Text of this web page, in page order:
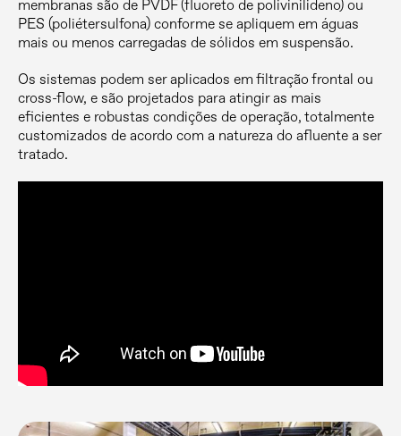
membranas são de PVDF (fluoreto de polivinilideno) ou
PES (poliétersulfona) conforme se apliquem em águas
mais ou menos carregadas de sólidos em suspensão.
Os sistemas podem ser aplicados em filtração frontal ou
cross-flow, e são projetados para atingir as mais
eficientes e robustas condições de operação, totalmente
customizados de acordo com a natureza do afluente a ser
tratado.